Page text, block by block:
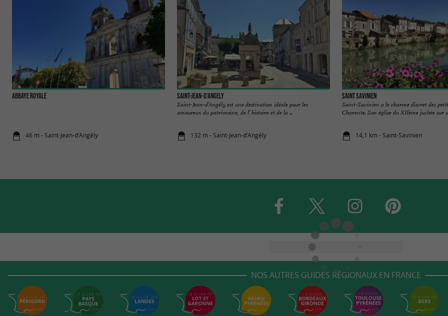
Abbaye Royale
46 m - Saint-Jean-d'Angély
Saint-Jean-d'Angely
Saint-Jean-d’Angély est une destination idéale pour les
amoureux du patrimoine, de l’ histoire et de la ...
132 m - Saint-Jean-d'Angély
Saint Savinien
Saint-Savinien a le charme discret des
Charente. Son église du XIIème juchée sur
14,1 km - Saint-Savinien
NOS AUTRES GUIDES RÉGIONAUX EN FRANCE